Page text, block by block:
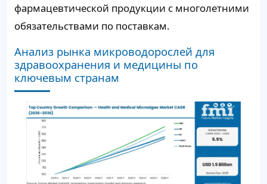
фармацевтической продукции с многолетними
обязательствами по поставкам.
Анализ рынка микроводорослей для
здравоохранения и медицины по
ключевым странам